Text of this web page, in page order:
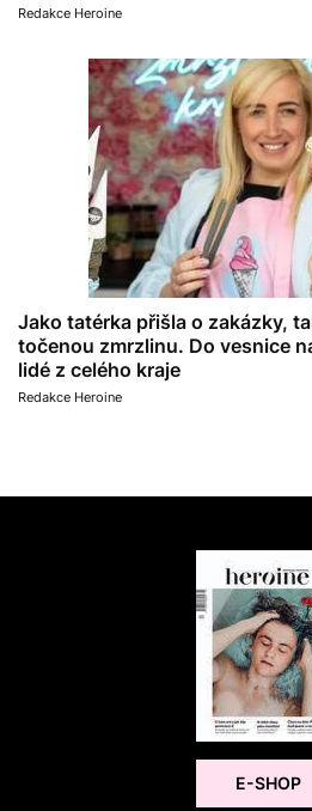
Redakce Heroine
Jako tatérka přišla o zakázky,
točenou zmrzlinu. Do vesnice
lidé z celého kraje
Redakce Heroine
E-SHOP